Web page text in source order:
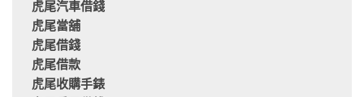
虎尾汽車借錢
虎尾當舖
虎尾借錢
虎尾借款
虎尾收購手錶